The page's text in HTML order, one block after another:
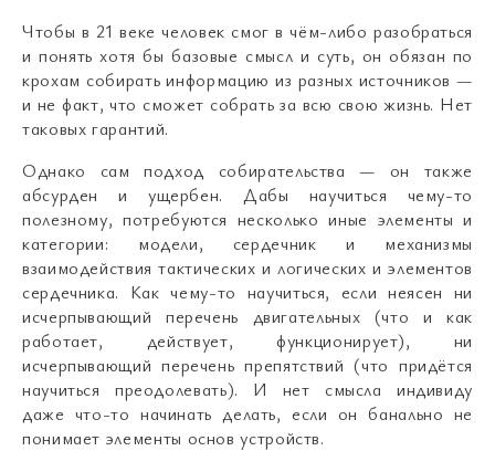
Чтобы в 21 веке человек смог в чём-либо разобраться
и понять хотя бы базовые смысл и суть, он обязан по
крохам собирать информацию из разных источников —
и не факт, что сможет собрать за всю свою жизнь. Нет
таковых гарантий.
Однако сам подход собирательства — он также
абсурден и ущербен. Дабы научиться чему-то
полезному, потребуются несколько иные элементы и
категории: модели, сердечник и механизмы
взаимодействия тактических и логических и элементов
сердечника. Как чему-то научиться, если неясен ни
исчерпывающий перечень двигательных (что и как
работает, действует, функционирует), ни
исчерпывающий перечень препятствий (что придётся
научиться преодолевать). И нет смысла индивиду
даже что-то начинать делать, если он банально не
понимает элементы основ устройств.